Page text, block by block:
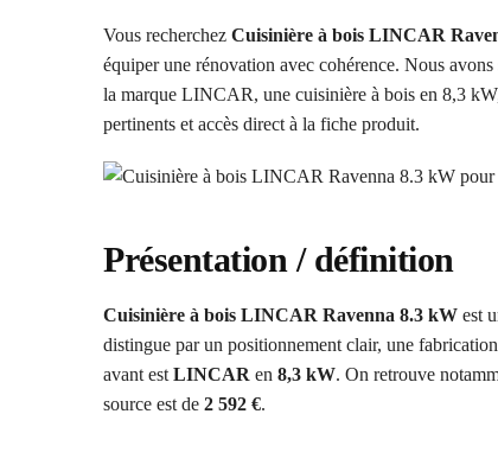
Vous recherchez Cuisinière à bois LINCAR
équiper une rénovation avec cohérence. Nous
la marque LINCAR, une cuisinière à bois en 8,3
pertinents et accès direct à la fiche produit.
Présentation / définition
Cuisinière à bois LINCAR Ravenna 8.3 kW est
distingue par un positionnement clair, une
avant est LINCAR en 8,3 kW. On retrouve
source est de 2 592 €.